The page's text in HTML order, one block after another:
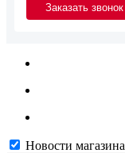
Новости магазина